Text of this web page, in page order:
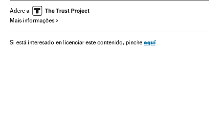
Patrimônio histórico Arqueologia
Adere a
Mais informações
Si está interesado en licenciar este contenido, pinche aquí